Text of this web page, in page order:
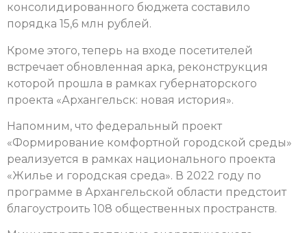
консолидированного бюджета составило
порядка 15,6 млн рублей.
Кроме этого, теперь на входе посетителей
встречает обновленная арка, реконструкция
которой прошла в рамках губернаторского
проекта «Архангельск: новая история».
Напомним, что федеральный проект
«Формирование комфортной городской среды»
реализуется в рамках национального проекта
«Жилье и городская среда». В 2022 году по
программе в Архангельской области предстоит
благоустроить 108 общественных пространств.